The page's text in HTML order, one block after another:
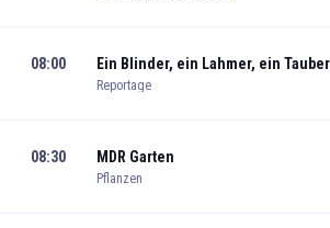
08:00 Ein Blinder, ein Lahmer, ein Tauber
Reportage
08:30 MDR Garten
Pflanzen